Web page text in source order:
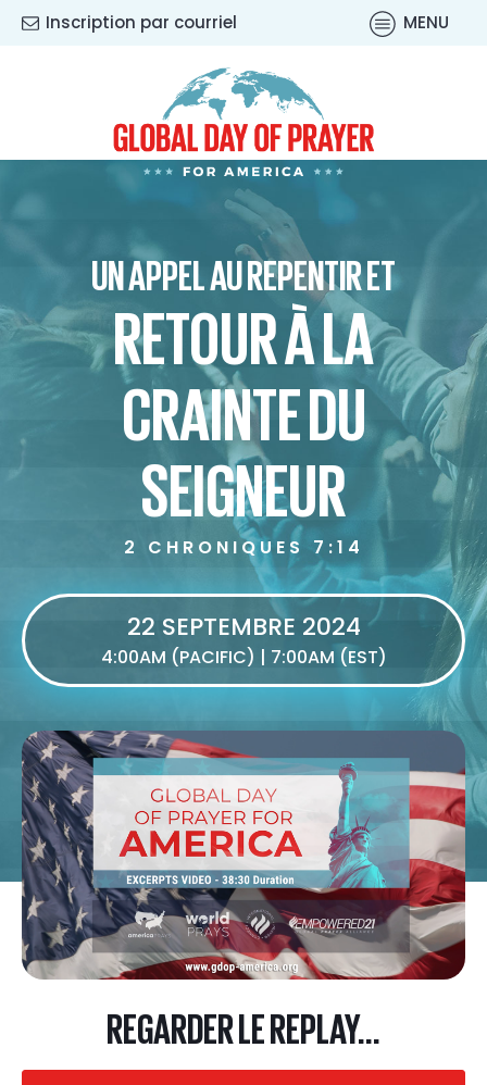
Inscription par courriel MENU
UN APPEL AU REPENTIR ET
RETOUR À LA
CRAINTE DU
SEIGNEUR
2 CHRONIQUES 7:14
22 SEPTEMBRE 2024
4:00AM (PACIFIC) | 7:00AM (EST)
REGARDER LE REPLAY...